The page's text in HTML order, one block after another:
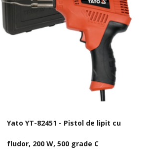
Yato YT-82451 - Pistol de lipit cu
fludor, 200 W, 500 grade C